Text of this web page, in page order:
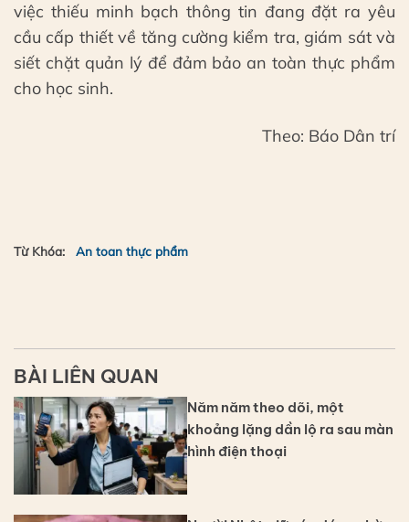
việc thiếu minh bạch thông tin đang đặt ra yêu
cầu cấp thiết về tăng cường kiểm tra, giám sát và
siết chặt quản lý để đảm bảo an toàn thực phẩm
cho học sinh.
Theo: Báo Dân trí
Từ Khóa: An toan thực phẩm
BÀI LIÊN QUAN
Năm năm theo dõi, một
khoảng lặng dần lộ ra sau màn
hình điện thoại